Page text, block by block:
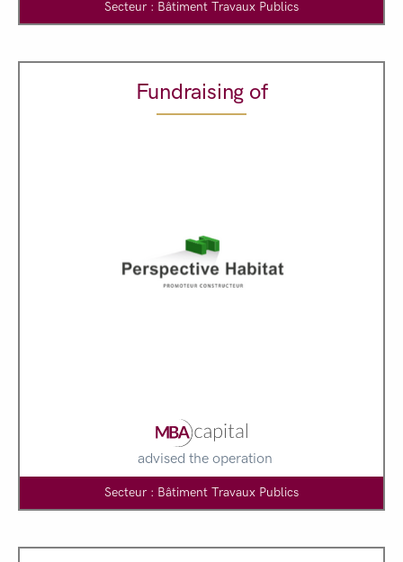
Secteur : Bâtiment Travaux Publics
Fundraising of
advised the operation
Secteur : Bâtiment Travaux Publics